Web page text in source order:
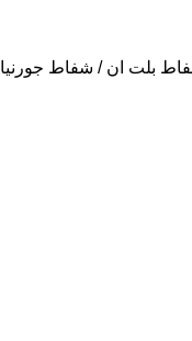
بلت ان شفاط جورنيا 90 سم حرف T ستانلس WHT944EXGB